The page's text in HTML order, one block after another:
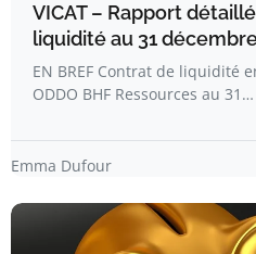
VICAT – Rapport
liquidité au 31
EN BREF Contrat de liquidité
ODDO BHF Ressources au 31…
Emma Dufour